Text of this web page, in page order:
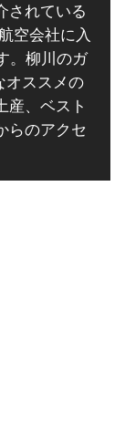
されている
空会社に入
。柳川のガ
オススメの
産、ベスト
らのアクセ